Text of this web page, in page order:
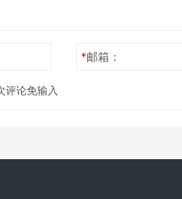
*邮箱：
评论免输入